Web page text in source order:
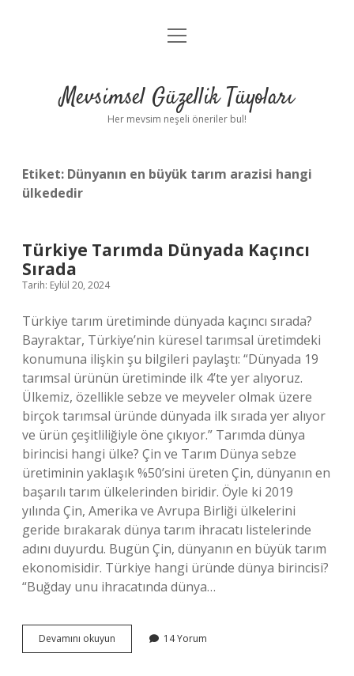
Anasayfa
Yasal Uyarı
menüyü
Mevsimsel Güzellik Tüyoları
Her mevsim neşeli öneriler bul!
Etiket: Dünyanın en büyük tarım arazisi hangi
ülkededir
Türkiye Tarımda Dünyada Kaçıncı
Sırada
Tarih: Eylül 20, 2024
Türkiye tarım üretiminde dünyada kaçıncı sırada?
Bayraktar, Türkiye’nin küresel tarımsal üretimdeki
konumuna ilişkin şu bilgileri paylaştı: “Dünyada 19
tarımsal ürünün üretiminde ilk 4’te yer alıyoruz.
Ülkemiz, özellikle sebze ve meyveler olmak üzere
birçok tarımsal üründe dünyada ilk sırada yer alıyor
ve ürün çeşitliliğiyle öne çıkıyor.” Tarımda dünya
birincisi hangi ülke? Çin ve Tarım Dünya sebze
üretiminin yaklaşık %50’sini üreten Çin, dünyanın en
başarılı tarım ülkelerinden biridir. Öyle ki 2019
yılında Çin, Amerika ve Avrupa Birliği ülkelerini
geride bırakarak dünya tarım ihracatı listelerinde
adını duyurdu. Bugün Çin, dünyanın en büyük tarım
ekonomisidir. Türkiye hangi üründe dünya birincisi?
“Buğday unu ihracatında dünya…
Devamını okuyun
Tarımda
14 Yorum